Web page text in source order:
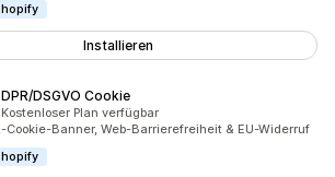
Installieren
DSGVO Cookie
insgesamt
Kostenloser Plan verfügbar
Cookie-Banner, Web-Barrierefreiheit & EU-Widerruf